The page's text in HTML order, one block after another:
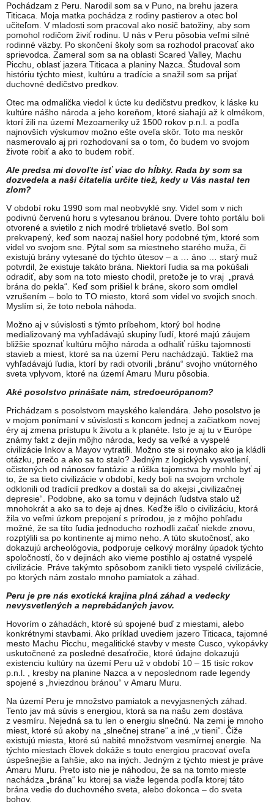
Pochádzam z Peru. Narodil som sa v Puno, na brehu jazera
Titicaca. Moja matka pochádza z rodiny pastierov a otec bol
učiteľom. V mladosti som pracoval ako nosič batožiny, aby som
pomohol rodičom živiť rodinu. U nás v Peru pôsobia veľmi silné
rodinné väzby. Po skončení školy som sa rozhodol pracovať ako
sprievodca. Zameral som sa na oblasti Scared Valley, Machu
Picchu, oblasť jazera Titicaca a planiny Nazca. Študoval som
históriu týchto miest, kultúru a tradície a snažil som sa prijať
duchovné dedičstvo predkov.
Otec ma odmalička viedol k úcte ku dedičstvu predkov, k láske ku
kultúre nášho národa a jeho koreňom, ktoré siahajú až k olmékom,
ktorí žili na území Mezoameriky už 1500 rokov p.n.l. a podľa
najnovších výskumov možno ešte oveľa skôr. Toto ma neskôr
nasmerovalo aj pri rozhodovaní sa o tom, čo budem vo svojom
živote robiť a ako to budem robiť.
Ale predsa mi dovoľte ísť viac do hĺbky. Rada by som sa
dozvedela a naši čitatelia určite tiež, kedy u Vás nastal ten
zlom?
V období roku 1990 som mal neobvyklé sny. Videl som v nich
podivnú červenú horu s vytesanou bránou. Dvere tohto portálu boli
otvorené a svietilo z nich modré trblietavé svetlo. Bol som
prekvapený, keď som naozaj našiel hory podobné tým, ktoré som
videl vo svojom sne. Pýtal som sa miestneho starého muža, či
existujú brány vytesané do týchto útesov – a … áno … starý muž
potvrdil, že existuje takáto brána. Niektorí ľudia sa ma pokúšali
odradiť, aby som na toto miesto chodil, pretože je to vraj „pravá
brána do pekla“. Keď som prišiel k bráne, skoro som omdlel
vzrušením – bolo to TO miesto, ktoré som videl vo svojich snoch.
Myslím si, že toto nebola náhoda.
Možno aj v súvislosti s týmto príbehom, ktorý bol hodne
medializovaný ma vyhľadávajú skupiny ľudí, ktoré majú záujem
bližšie spoznať kultúru môjho národa a odhaliť rúšku tajomnosti
stavieb a miest, ktoré sa na území Peru nachádzajú. Taktiež ma
vyhľadávajú ľudia, ktorí by radi otvorili „bránu“ svojho vnútorného
sveta vplyvom, ktoré na území Amaru Muru pôsobia.
Aké posolstvo prinášate nám, stredoeurópanom?
Prichádzam s posolstvom mayského kalendára. Jeho posolstvo je
v mojom ponímaní v súvislosti s koncom jednej a začiatkom novej
éry aj zmena prístupu k životu a k planéte. Isto je aj tu v Európe
známy fakt z dejín môjho národa, kedy sa veľké a vyspelé
civilizácie Inkov a Mayov vytratili. Možno ste si rovnako ako ja kládli
otázku, prečo a ako sa to stalo? Jedným z logických vysvetlení,
očistených od nánosov fantázie a rúška tajomstva by mohlo byť aj
to, že sa tieto civilizácie v období, kedy boli na svojom vrchole
odklonili od tradícií predkov a dostali sa do akejsi „civilizačnej
depresie“. Podobne, ako sa tomu v dejinách ľudstva stalo už
mnohokrát a ako sa to deje aj dnes. Keďže išlo o civilizáciu, ktorá
žila vo veľmi úzkom prepojení s prírodou, je z môjho pohľadu
možné, že sa títo ľudia jednoducho rozhodli začať niekde znovu,
rozptýlili sa po kontinente aj mimo neho. A túto skutočnosť, ako
dokazujú archeológovia, podporuje celkový morálny úpadok týchto
spoločností, čo v dejinách ako vieme postihlo aj ostatné vyspelé
civilizácie. Práve takýmto spôsobom zanikli tieto vyspelé civilizácie,
po ktorých nám zostalo mnoho pamiatok a záhad.
Peru je pre nás exotická krajina plná záhad a vedecky
nevysvetlených a neprebádaných javov.
Hovorím o záhadách, ktoré sú spojené buď z miestami, alebo
konkrétnymi stavbami. Ako príklad uvediem jazero Titicaca, tajomné
mesto Machu Picchu, megalitické stavby v meste Cusco, vykopávky
uskutočnené za posledné desaťročie, ktoré údajne dokazujú
existenciu kultúry na území Peru už v období 10 – 15 tisíc rokov
p.n.l. , kresby na planine Nazca a v neposlednom rade legendy
spojené s „hviezdnou bránou“ v Amaru Muru.
Na území Peru je množstvo pamiatok a nevyjasnených záhad.
Tento jav má súvis s energiou, ktorá sa na našu zem dostáva
z vesmíru. Nejedná sa tu len o energiu slnečnú. Na zemi je mnoho
miest, ktoré sú akoby na „slnečnej strane“ a iné „v tieni“. Čiže
existujú miesta, ktoré sú nabité množstvom vesmírnej energie. Na
týchto miestach človek dokáže s touto energiou pracovať oveľa
úspešnejšie a ľahšie, ako na iných. Jedným z týchto miest je práve
Amaru Muru. Preto isto nie je náhodou, že sa na tomto mieste
nachádza „brána“ ku ktorej sa viaže legenda podľa ktorej táto
brána vedie do duchovného sveta, alebo dokonca – do sveta
bohov.